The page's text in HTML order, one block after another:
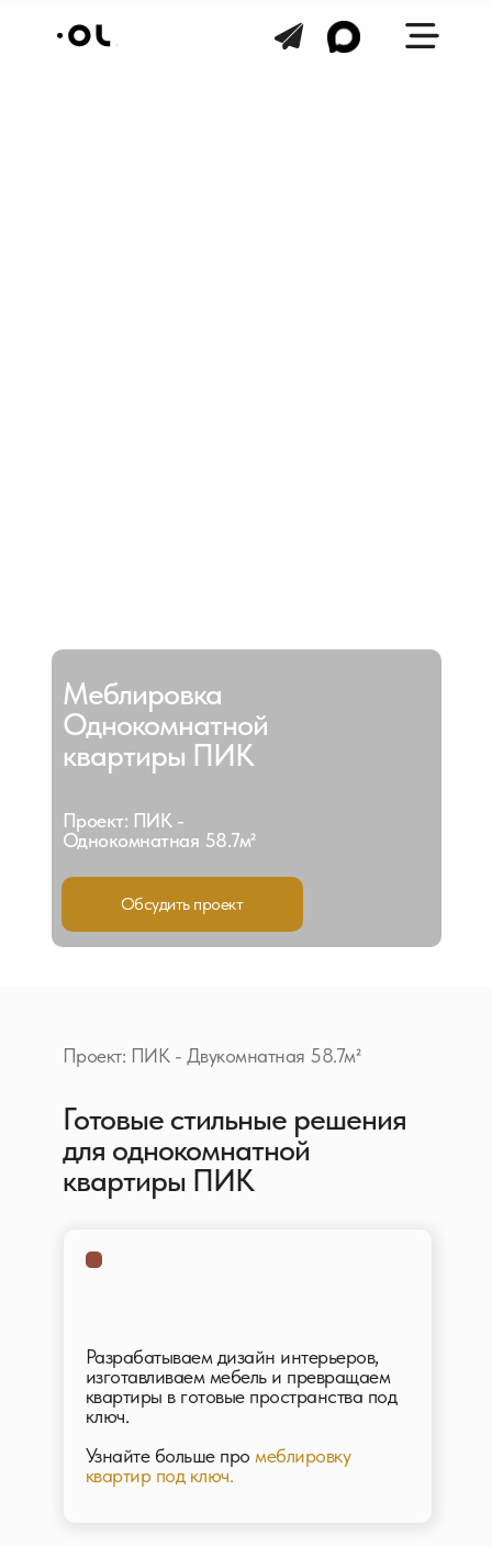
Меблировка
Однокомнатной
квартиры ПИК
Обсудить проект
Проект: ПИК -
Однокомнатная 58.7м²
Проект: ПИК - Двукомнатная 58.7м²
Готовые стильные решения
для однокомнатной
квартиры ПИК
Разрабатываем дизайн интерьеров,
изготавливаем мебель и превращаем
квартиры в готовые пространства под
ключ.
Узнайте больше про меблировку
квартир под ключ.